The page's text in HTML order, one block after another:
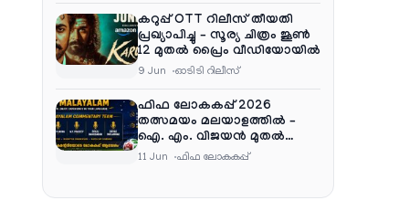
രാത്രി 9:30 ന്
കറുപ്പ് OTT റിലീസ് തീയതി
പ്രഖ്യാപിച്ചു – സൂര്യ ചിത്രം ജൂൺ
12 മുതൽ പ്രൈം വീഡിയോയിൽ
9 Jun ഓടിടി റിലീസ്
ഫിഫ ലോകകപ്പ് 2026
തത്സമയം മലയാളത്തിൽ –
ഐ. എം. വിജയൻ മുതൽ
ഷൈജു ദാമോദരൻ വരെ
11 Jun ഫിഫ ലോകകപ്പ്